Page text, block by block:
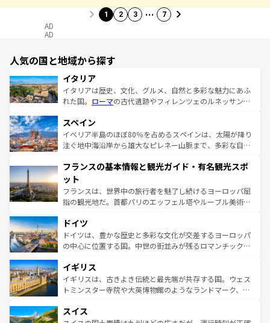
1 2 3 … 7
AD
AD
人気の国と地域から探す
イタリア
イタリアは歴史、文化、グルメ、自然と多彩な魅力にあふ
れた国。 ローマの古代遺跡やフィレンツェのルネッサンス
ろん、トスカーナの美しい田園風景やアマルフィ海岸の絶
景など、自然景観も見逃せない。観光の合間には、本場の
ピザやパスタなど、絶品のイタリア料理を堪能することも
ませてくれるイタリアで、忘れられない旅をしてみよう！
なお、新着のイタリア情報は
しい。
スペイン
イベリア半島のほぼ80％を占めるスペインは、太陽が降り
注ぐ地中海沿岸から雄大なピレネー山脈まで、多彩な自然
文化が根付くこの国では、情熱的なフラメンコ、熱気あふ
れる闘牛、そして美味しいタパスが生活の一部となってい
る。首都マドリードの洗練された雰囲気や、バルセロナの
アートに溢れた街角から、地方では古代ローマ遺跡や中世
せる。地方によって風土や気候が異なるスペインはその個
性で訪れる人を魅了する。 なお、新着のスペイン情報は コ
ンテンツ一覧を参照してほしい。
フランスの基本情報と観光ガイド・有名観光スポ
ット
フランスは、世界中の旅行者を魅了し続けるヨーロッパ屈
指の観光地だ。首都パリのエッフェル塔やルーブル美術館
で、幅広い魅力が詰まっている。華麗な宮殿、歴史的な大
聖堂、美しいビーチ、そして豊かな自然が、訪れる者を心
から魅了する。また、フランスは美食の国としても知ら
いる。シャンパンの発祥地であるランス、プロヴァンスの
香り高いラベンダー畑など、多彩な楽しみ方が可能だ。さ
らに、パリ以外の地域にも魅力が溢れており、どの街角に
れる地方に足を運ぶとそれぞれで全く異なる文化を体験で
きるだろう。 なお、新着のフランス情報はコンテンツ一覧
ドイツ
ドイツは、豊かな歴史と多彩な文化が交差するヨーロッパ
の中心に位置する国。中世の街並みが残るロマンチック街
顔を持つこの国は、どこを歩いても飽きることがない。ベ
ルリンの文化的活気、バイエルン州のアルプスの絶景、そ
してライン川沿いのワイン畑といった風景は必見。ビール
は、お酒好きな人にはぜひ体験してほしい。 なお、新着の
イギリス
イギリスは、古きよき伝統と最先端が共存する国。ウェス
トミンスター寺院や大英博物館のようなランドマーク、歴
リアごとに異なる魅力がある。また、優雅なアフタヌーン
スイス